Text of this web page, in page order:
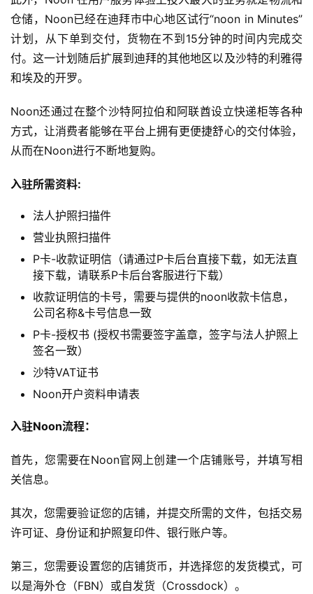
首
页
球
开
店
跨
百
科
境
导
仓储，Noon已经在迪拜市中心地区试行“noon in Minutes”
计划，从下单到交付，货物在不到15分钟的时间内完成交
付。这一计划随后扩展到迪拜的其他地区以及沙特的利雅得
和埃及的开罗。
Noon还通过在整个沙特阿拉伯和阿联酋设立快递柜等各种
方式，让消费者能够在平台上拥有更便捷舒心的交付体验，
从而在Noon进行不断地复购。
入驻所需资料:
法人护照扫描件
营业执照扫描件
P卡-收款证明信（请通过P卡后台直接下载，如无法直
接下载，请联系P卡后台客服进行下载）
收款证明信的卡号，需要与提供的noon收款卡信息，
公司名称&卡号信息一致
P卡-授权书 (授权书需要签字盖章，签字与法人护照上
签名一致）
沙特VAT证书
Noon开户资料申请表
入驻Noon流程：
首先，您需要在Noon官网上创建一个店铺账号，并填写相
关信息。
其次，您需要验证您的店铺，并提交所需的文件，包括交易
许可证、身份证和护照复印件、银行账户等。
第三，您需要设置您的店铺货币，并选择您的发货模式，可
以是海外仓（FBN）或自发货（Crossdock）。